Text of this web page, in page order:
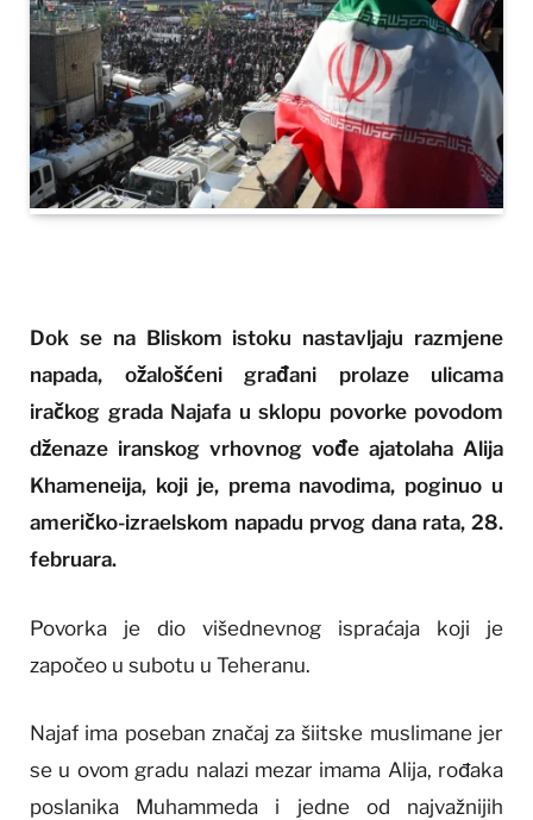
Dok se na Bliskom istoku nastavljaju razmjene
napada, ožalošćeni građani prolaze ulicama
iračkog grada Najafa u sklopu povorke povodom
dženaze iranskog vrhovnog vođe ajatolaha Alija
Khameneija, koji je, prema navodima, poginuo u
američko-izraelskom napadu prvog dana rata, 28.
februara.
Povorka je dio višednevnog ispraćaja koji je
započeo u subotu u Teheranu.
Najaf ima poseban značaj za šiitske muslimane jer
se u ovom gradu nalazi mezar imama Alija, rođaka
poslanika Muhammeda i jedne od najvažnijih